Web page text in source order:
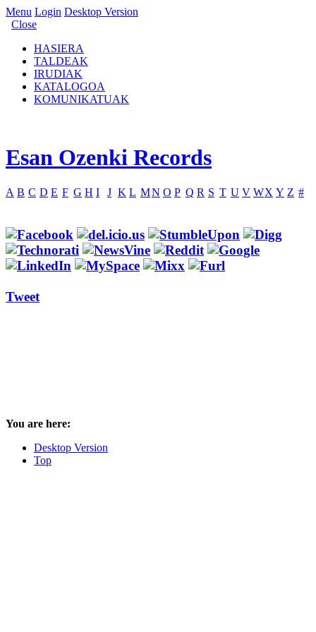
Menu Login Desktop Version
Close
HASIERA
TALDEAK
IRUDIAK
KATALOGOA
KOMUNIKATUAK
Esan Ozenki Records
A B C D E F G H I J K L MN O P Q R S T U V WX Y Z #
Tweet
You are here:
Desktop Version
Top